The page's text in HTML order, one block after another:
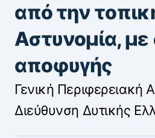
από την
Αστυνομία,
αποφυγής
Γενική Περιφερειακή
Διεύθυνση Δυτικής